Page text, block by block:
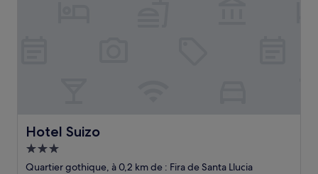
Hotel Suizo
Hotel Suizo
Hébergement
3.0 étoiles
Quartier gothique, à 0,2 km de : Fira de Santa Llucia